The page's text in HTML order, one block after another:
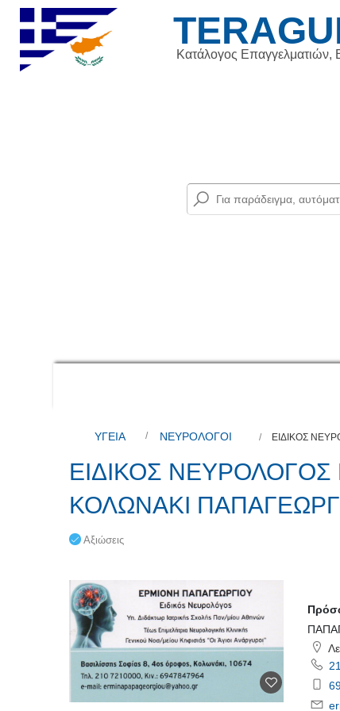
Κατάλογος Επαγγελματιών,
ΥΓΕΙΑ ΝΕΥΡΟΛΟΓΟΙ ΕΙΔΙΚΟΣ
ΕΙΔΙΚΟΣ ΝΕΥΡΟΛΟΓΟΣ
ΚΟΛΩΝΑΚΙ
Αξιώσεις